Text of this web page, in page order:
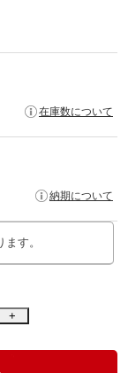
在庫数について
納期について
す。